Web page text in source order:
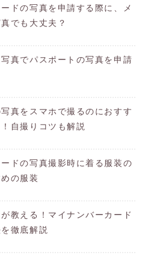
ドの写真を申請する際に、メ
でも大丈夫？
真でパスポートの写真を申請
真をスマホで撮るのにおすす
自撮りコツも解説
ドの写真撮影時に着る服装の
の服装
教える！マイナンバーカード
徹底解説